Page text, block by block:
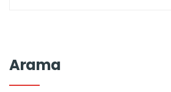
Arama